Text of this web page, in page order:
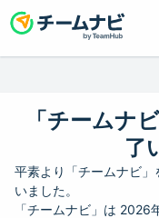
「チームナ
了
平素より「チームナビ
いました。
「チームナビ」は